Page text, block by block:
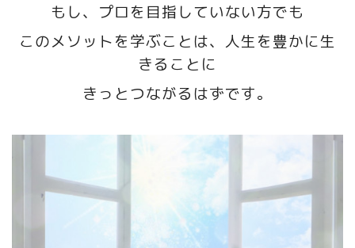
もし、プロを目指していない方でも
このメソットを学ぶことは、人生を豊かに生
きることに
きっとつながるはずです。